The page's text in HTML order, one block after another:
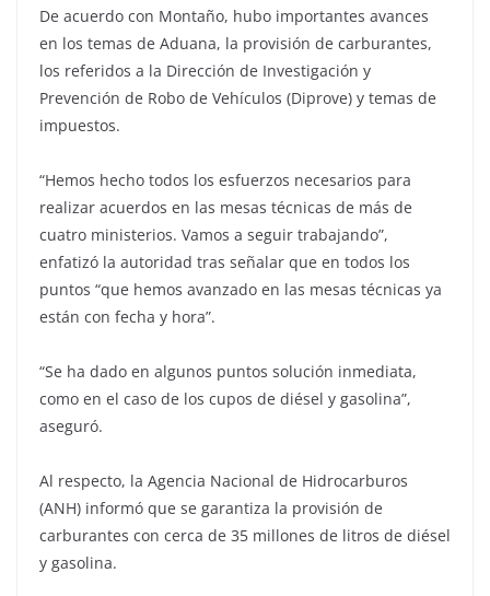
De acuerdo con Montaño, hubo importantes avances
en los temas de Aduana, la provisión de carburantes,
los referidos a la Dirección de Investigación y
Prevención de Robo de Vehículos (Diprove) y temas de
impuestos.
“Hemos hecho todos los esfuerzos necesarios para
realizar acuerdos en las mesas técnicas de más de
cuatro ministerios. Vamos a seguir trabajando”,
enfatizó la autoridad tras señalar que en todos los
puntos “que hemos avanzado en las mesas técnicas ya
están con fecha y hora”.
“Se ha dado en algunos puntos solución inmediata,
como en el caso de los cupos de diésel y gasolina”,
aseguró.
Al respecto, la Agencia Nacional de Hidrocarburos
(ANH) informó que se garantiza la provisión de
carburantes con cerca de 35 millones de litros de diésel
y gasolina.